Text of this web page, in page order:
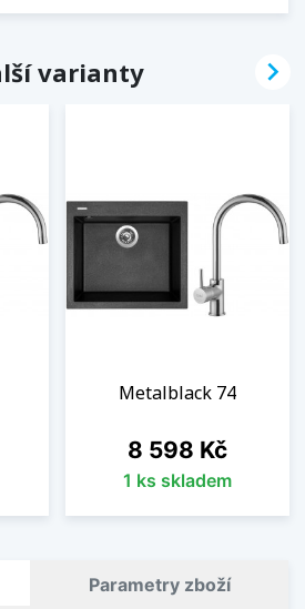
varianty
Metalblack 74
Cena
8 598 Kč
1 ks skladem

Parametry zboží